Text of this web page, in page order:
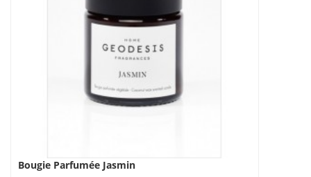
Bougie Parfumée Jasmin